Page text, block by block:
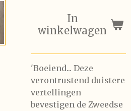
In
winkelwagen
'Boeiend... Deze
verontrustend duistere
vertellingen
bevestigen de Zweedse